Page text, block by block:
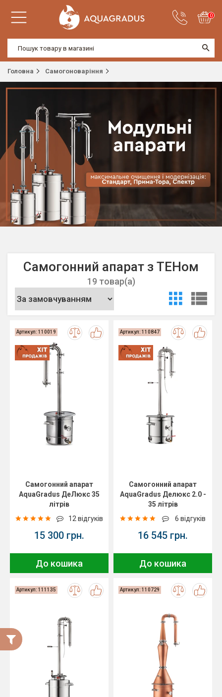
0
Головна Самогоноваріння
Самогонний апарат з ТЕНом
19 товар(а)
Артикул: 110019
Самогонний апарат
AquaGradus ДеЛюкс 35
літрів
12 відгуків
15 300 грн.
До кошика
Артикул: 110847
Самогонний апарат
AquaGradus Делюкс 2.0 -
35 літрів
6 відгуків
16 545 грн.
До кошика
Артикул: 111135 Артикул: 110729